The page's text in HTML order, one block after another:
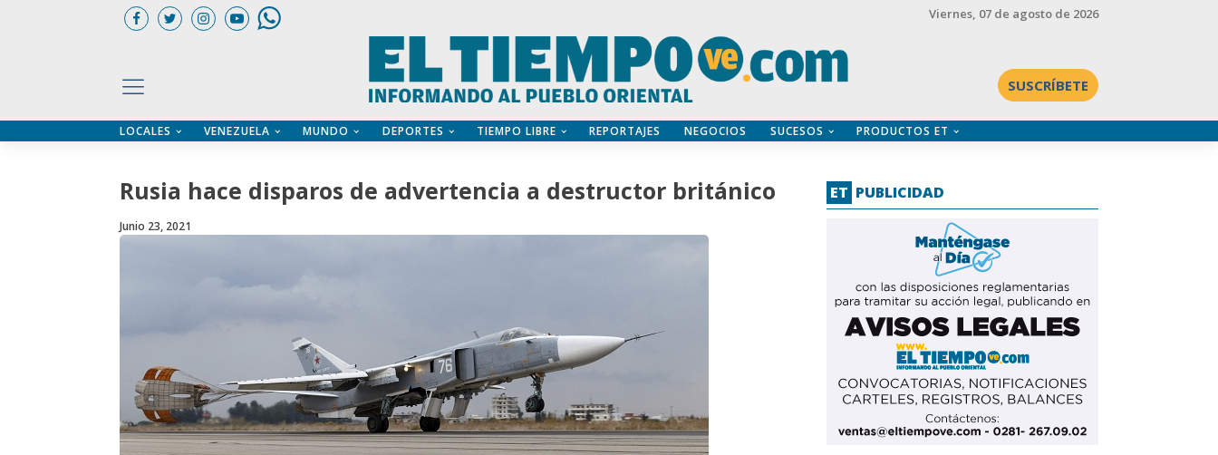
Viernes, 07 de agosto de 2026
SUSCRÍBETE
LOCALES VENEZUELA MUNDO DEPORTES TIEMPO LIBRE REPORTAJES NEGOCIOS SUCESOS PRODUCTOS ET
Rusia hace disparos de advertencia a destructor británico
Junio 23, 2021
ET PUBLICIDAD